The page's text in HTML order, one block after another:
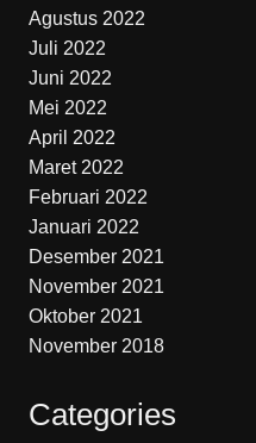
Agustus 2022
Juli 2022
Juni 2022
Mei 2022
April 2022
Maret 2022
Februari 2022
Januari 2022
Desember 2021
November 2021
Oktober 2021
November 2018
Categories